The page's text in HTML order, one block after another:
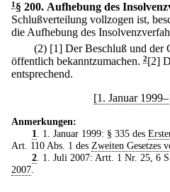
1 § 200. Aufhebung des
Schlußverteilung vollzogen ist,
die Aufhebung des
(2) [1] Der Beschluß und der
öffentlich bekanntzumachen. 2[2]
entsprechend.
[1. Januar
Anmerkungen:
1. 1. Januar 1999: § 335 des
Art. 110 Abs. 1 des Zweiten Gesetzes
2. 1. Juli 2007: Artt. 1 Nr. 25, 6
2007.